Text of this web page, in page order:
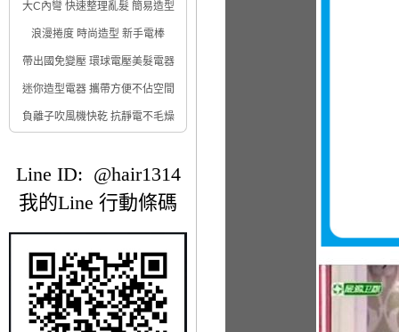
大C內彎 快速整理亂髮 簡易造型
浪漫捲度 時尚造型 新手電棒
帶出國免變壓 環球電壓美髮電器
迷你造型電器 攜帶方便不佔空間
負離子吹風機快乾 抗靜電不毛燥
Line ID: @hair1314
我的Line 行動條碼